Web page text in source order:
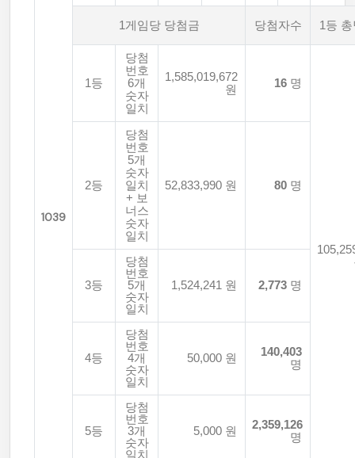
1039
1게임당 당첨금 당첨자수 1등
1등
당첨
번호
6개
숫자
일치
1,585,019,672
원
16 명
2등
당첨
번호
5개
숫자
일치
+ 보
너스
숫자
일치
52,833,990 원 80 명
3등
당첨
번호
5개
숫자
일치
1,524,241 원 2,773 명
4등
당첨
번호
4개
숫자
일치
50,000 원
140,403
명
5등
당첨
번호
3개
숫자
일치
5,000 원
2,359,126
명